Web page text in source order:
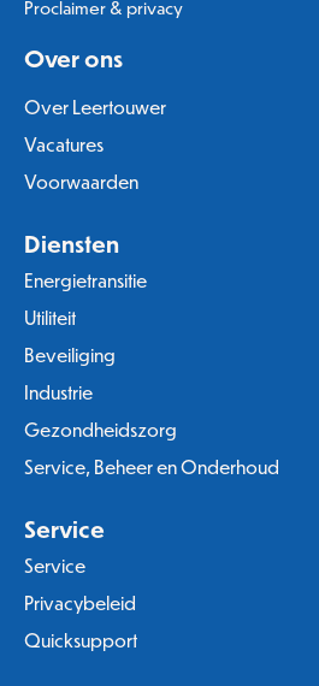
Proclaimer & privacy
Over ons
Over Leertouwer
Vacatures
Voorwaarden
Diensten
Energietransitie
Utiliteit
Beveiliging
Industrie
Gezondheidszorg
Service, Beheer en Onderhoud
Service
Service
Privacybeleid
Quicksupport